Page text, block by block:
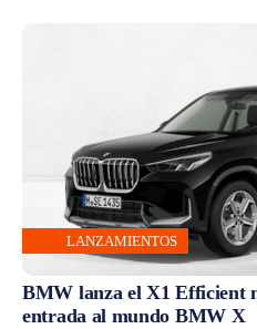
LANZAMIENTOS
BMW lanza el X1 Efficient
entrada al mundo BMW X